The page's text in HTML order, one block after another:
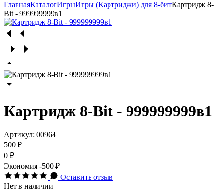
ГлавнаяКаталогИгрыИгры (Картриджи) для 8-битКартридж 8-
Bit - 999999999в1
Картридж 8-Bit - 999999999в1
Артикул: 00964
500 ₽
0 ₽
Экономия -500 ₽
Оставить отзыв
Нет в наличии